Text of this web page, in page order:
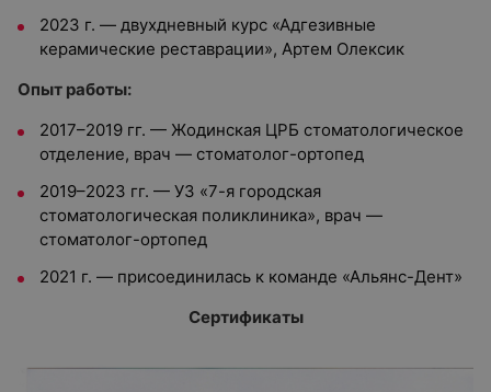
2023 г. — двухдневный курс «Адгезивные
керамические реставрации», Артем Олексик
Опыт работы:
2017–2019 гг. — Жодинская ЦРБ стоматологическое
отделение, врач — стоматолог-ортопед
2019–2023 гг. — УЗ «7-я городская
стоматологическая поликлиника», врач —
стоматолог-ортопед
2021 г. — присоединилась к команде «Альянс-Дент»
Сертификаты